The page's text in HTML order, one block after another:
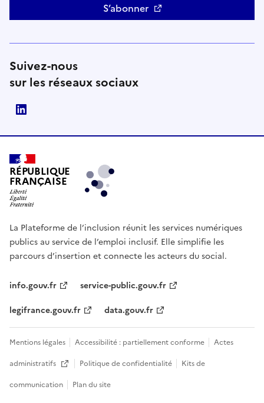
S’abonner
Suivez-nous
sur les réseaux sociaux
RÉPUBLIQUE
FRANÇAISE
La Plateforme de l’inclusion réunit les services numériques
publics au service de l’emploi inclusif. Elle simplifie les
parcours d’insertion et connecte les acteurs du social.
info.gouv.fr
service-public.gouv.fr
legifrance.gouv.fr
data.gouv.fr
Mentions légales Accessibilité : partiellement conforme
Actes
administratifs
Ouvre une nouvelle fenêtre
Politique de confidentialité
Kits de
communication
Plan du site